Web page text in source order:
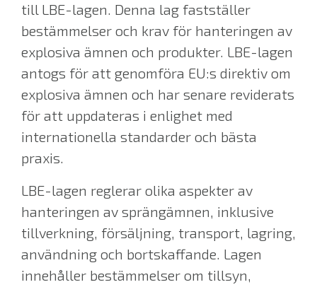
till LBE-lagen. Denna lag fastställer
bestämmelser och krav för hanteringen av
explosiva ämnen och produkter. LBE-lagen
antogs för att genomföra EU:s direktiv om
explosiva ämnen och har senare reviderats
för att uppdateras i enlighet med
internationella standarder och bästa
praxis.
LBE-lagen reglerar olika aspekter av
hanteringen av sprängämnen, inklusive
tillverkning, försäljning, transport, lagring,
användning och bortskaffande. Lagen
innehåller bestämmelser om tillsyn,